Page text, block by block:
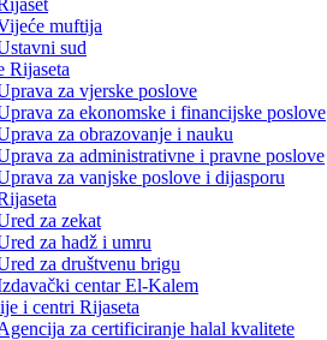
muftija
sud
Rijaseta
za vjerske poslove
za ekonomske i financijske poslove
za obrazovanje i nauku
za administrativne i pravne poslove
za vanjske poslove i dijasporu
za zekat
za hadž i umru
za društvenu brigu
centar El-Kalem
i centri Rijaseta
za certificiranje halal kvalitete